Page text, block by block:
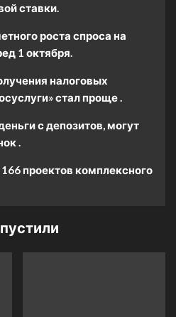
ставки.
роста спроса на
1 октября.
налоговых
стал проще .
с депозитов, могут
.
проектов комплексного